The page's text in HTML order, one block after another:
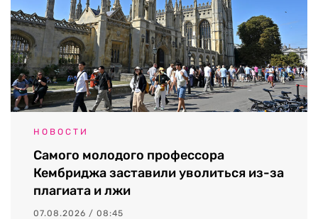
НОВОСТИ
Самого молодого профессора
Кембриджа заставили уволиться из-за
плагиата и лжи
07.08.2026 / 08:45